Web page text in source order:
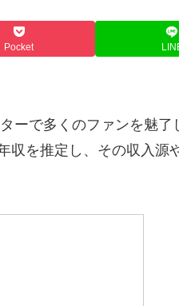
Pocket
ーで多くのファンを魅
を推定し、その収入源